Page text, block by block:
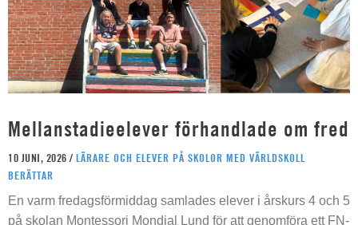
Mellanstadieelever förhandlade om fred
10 JUNI, 2026 / LÄRARE OCH ELEVER PÅ SKOLOR MED VÄRLDSKOLL
BERÄTTAR
En varm fredagsförmiddag samlades elever i årskurs 4 och 5
på skolan Montessori Mondial Lund för att genomföra ett FN-